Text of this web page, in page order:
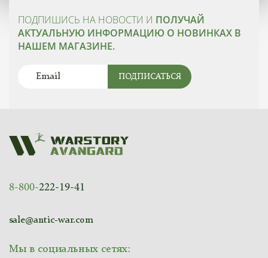
ПОДПИШИСЬ НА НОВОСТИ И ПОЛУЧАЙ
АКТУАЛЬНУЮ ИНФОРМАЦИЮ О НОВИНКАХ В
НАШЕМ МАГАЗИНЕ.
ПОДПИСАТЬСЯ
8-800-222-19-41
sale@antic-war.com
Мы в социальных сетях: